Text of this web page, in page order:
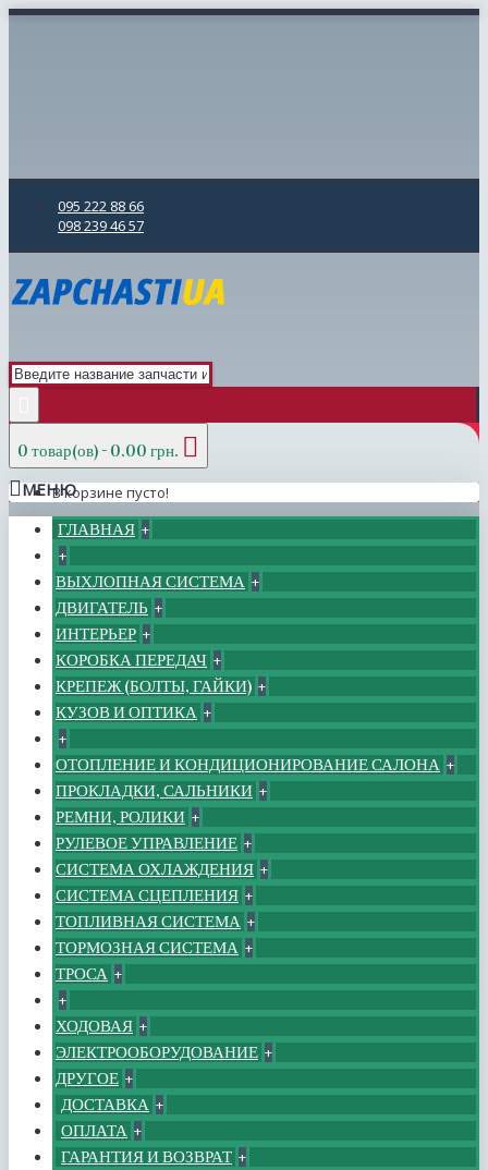
095 222 88 66
098 239 46 57
0 товар(ов) - 0.00 грн.
В корзине пусто!
МЕНЮ
ГЛАВНАЯ +
+
ВЫХЛОПНАЯ СИСТЕМА +
ДВИГАТЕЛЬ +
ИНТЕРЬЕР +
КОРОБКА ПЕРЕДАЧ +
КРЕПЕЖ (БОЛТЫ, ГАЙКИ) +
КУЗОВ И ОПТИКА +
+
ОТОПЛЕНИЕ И КОНДИЦИОНИРОВАНИЕ САЛОНА +
ПРОКЛАДКИ, САЛЬНИКИ +
РЕМНИ, РОЛИКИ +
РУЛЕВОЕ УПРАВЛЕНИЕ +
СИСТЕМА ОХЛАЖДЕНИЯ +
СИСТЕМА СЦЕПЛЕНИЯ +
ТОПЛИВНАЯ СИСТЕМА +
ТОРМОЗНАЯ СИСТЕМА +
ТРОСА +
+
ХОДОВАЯ +
ЭЛЕКТРООБОРУДОВАНИЕ +
ДРУГОЕ +
ДОСТАВКА +
ОПЛАТА +
ГАРАНТИЯ И ВОЗВРАТ +